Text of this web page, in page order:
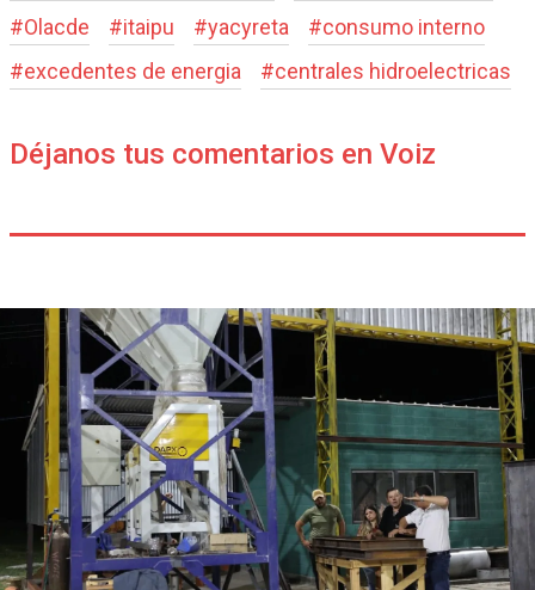
#Olacde #itaipu #yacyreta #consumo interno
#excedentes de energia #centrales hidroelectricas
Déjanos tus comentarios en Voiz